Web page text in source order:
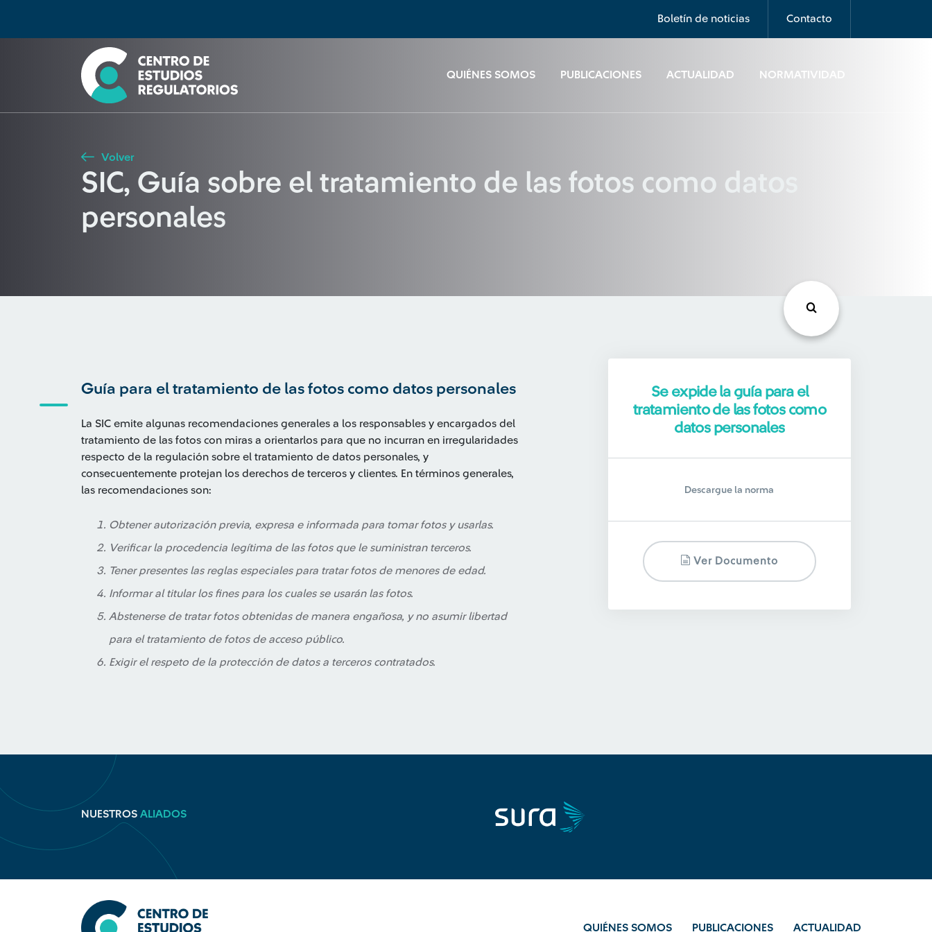
Boletín de noticias Contacto
QUIÉNES SOMOS PUBLICACIONES ACTUALIDAD NORMATIVIDAD
Seleccione país
Buscar
Volver
SIC, Guía sobre el tratamiento de las fotos como datos
personales
Guía para el tratamiento de las fotos como datos personales
La SIC emite algunas recomendaciones generales a los responsables y encargados del
tratamiento de las fotos con miras a orientarlos para que no incurran en irregularidades
respecto de la regulación sobre el tratamiento de datos personales, y
consecuentemente protejan los derechos de terceros y clientes. En términos generales,
las recomendaciones son:
Obtener autorización previa, expresa e informada para tomar fotos y usarlas.
Verificar la procedencia legítima de las fotos que le suministran terceros.
Tener presentes las reglas especiales para tratar fotos de menores de edad.
Informar al titular los fines para los cuales se usarán las fotos.
Abstenerse de tratar fotos obtenidas de manera engañosa, y no asumir libertad
para el tratamiento de fotos de acceso público.
Exigir el respeto de la protección de datos a terceros contratados.
Se expide la guía para el
tratamiento de las fotos como
datos personales
Descargue la norma
Ver Documento
NUESTROS ALIADOS
QUIÉNES SOMOS PUBLICACIONES ACTUALIDAD